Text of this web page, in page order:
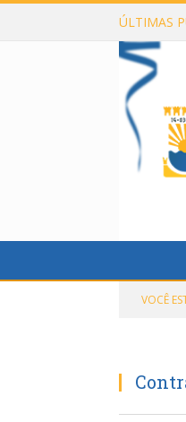
ÚLTIMAS
VOCÊ